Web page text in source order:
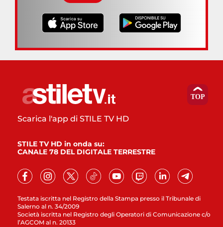
Testata iscritta nel Registro della Stampa presso il Tribunale di
Salerno al n. 34/2009
Società iscritta nel Registro degli Operatori di Comunicazione c/o
l’AGCOM al n. 20133
Scarica l'app di STILE TV HD
STILE TV HD in onda su:
CANALE 78 DEL DIGITALE TERRESTRE